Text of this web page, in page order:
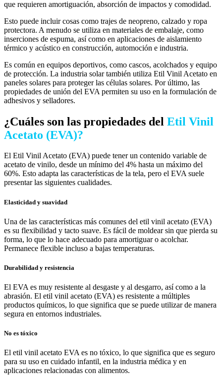
que requieren amortiguación, absorción de impactos y comodidad.
Esto puede incluir cosas como trajes de neopreno, calzado y ropa
protectora. A menudo se utiliza en materiales de embalaje, como
inserciones de espuma, así como en aplicaciones de aislamiento
térmico y acústico en construcción, automoción e industria.
Es común en equipos deportivos, como cascos, acolchados y equipo
de protección. La industria solar también utiliza Etil Vinil Acetato en
paneles solares para proteger las células solares. Por último, las
propiedades de unión del EVA permiten su uso en la formulación de
adhesivos y selladores.
¿Cuáles son las propiedades del Etil Vinil
Acetato (EVA)?​
El Etil Vinil Acetato (EVA) puede tener un contenido variable de
acetato de vinilo, desde un mínimo del 4% hasta un máximo del
60%. Esto adapta las características de la tela, pero el EVA suele
presentar las siguientes cualidades.
Elasticidad y suavidad
Una de las características más comunes del etil vinil acetato (EVA)
es su flexibilidad y tacto suave. Es fácil de moldear sin que pierda su
forma, lo que lo hace adecuado para amortiguar o acolchar.
Permanece flexible incluso a bajas temperaturas.
Durabilidad y resistencia
El EVA es muy resistente al desgaste y al desgarro, así como a la
abrasión. El etil vinil acetato (EVA) es resistente a múltiples
productos químicos, lo que significa que se puede utilizar de manera
segura en entornos industriales.
No es tóxico
El etil vinil acetato EVA es no tóxico, lo que significa que es seguro
para su uso en cuidado infantil, en la industria médica y en
aplicaciones relacionadas con alimentos.